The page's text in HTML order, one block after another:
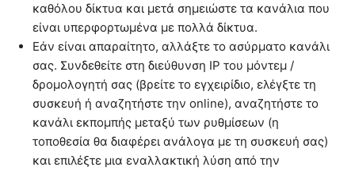
καθόλου δίκτυα και μετά σημειώστε τα κανάλια που
είναι υπερφορτωμένα με πολλά δίκτυα.
Εάν είναι απαραίτητο, αλλάξτε το ασύρματο κανάλι
σας. Συνδεθείτε στη διεύθυνση IP του μόντεμ /
δρομολογητή σας (βρείτε το εγχειρίδιο, ελέγξτε τη
συσκευή ή αναζητήστε την online), αναζητήστε το
κανάλι εκπομπής μεταξύ των ρυθμίσεων (η
τοποθεσία θα διαφέρει ανάλογα με τη συσκευή σας)
και επιλέξτε μια εναλλακτική λύση από την